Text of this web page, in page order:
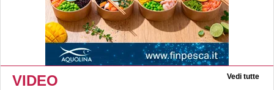
VIDEO Vedi tutte